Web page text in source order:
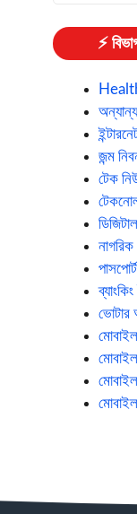
⚡
অন্যান্য
জন্ম
টেক
নাগরিক
পাসপোর্ট
ভোটার
মোবাইল